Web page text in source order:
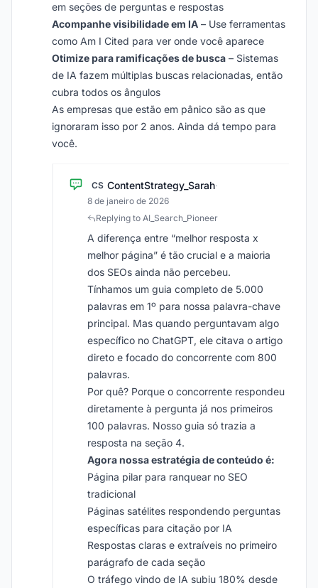
em seções de perguntas e respostas
Acompanhe visibilidade em IA – Use ferramentas
como Am I Cited para ver onde você aparece
Otimize para ramificações de busca – Sistemas
de IA fazem múltiplas buscas relacionadas, então
cubra todos os ângulos
As empresas que estão em pânico são as que
ignoraram isso por 2 anos. Ainda dá tempo para
você.
CS ContentStrategy_Sarah·
8 de janeiro de 2026
Replying to AI_Search_Pioneer
A diferença entre “melhor resposta x
melhor página” é tão crucial e a maioria
dos SEOs ainda não percebeu.
Tínhamos um guia completo de 5.000
palavras em 1º para nossa palavra-chave
principal. Mas quando perguntavam algo
específico no ChatGPT, ele citava o artigo
direto e focado do concorrente com 800
palavras.
Por quê? Porque o concorrente respondeu
diretamente à pergunta já nos primeiros
100 palavras. Nosso guia só trazia a
resposta na seção 4.
Agora nossa estratégia de conteúdo é:
Página pilar para ranquear no SEO
tradicional
Páginas satélites respondendo perguntas
específicas para citação por IA
Respostas claras e extraíveis no primeiro
parágrafo de cada seção
O tráfego vindo de IA subiu 180% desde